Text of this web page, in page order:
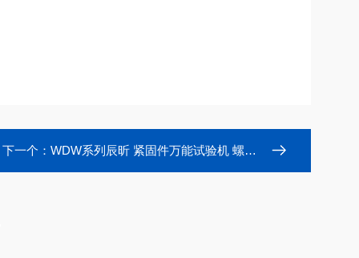
下一个： WDW系列辰昕 紧固件万能试验机 螺栓抗拉强度检测